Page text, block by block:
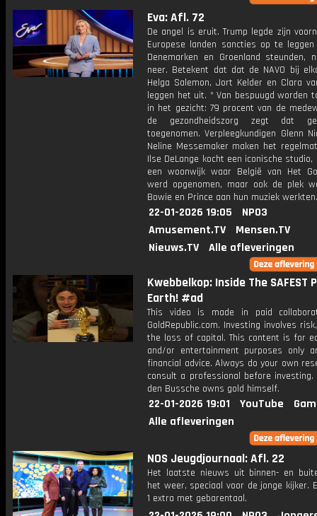
Eva: Afl. 72
De angel is eruit. Trump legde zijn
Europese landen sancties op te
Denemarken en Groenland steunden,
neer. Betekent dat dat de NAVO bij
Helga Salemon, Jort Kelder en Clara
leggen het uit. * Van bespuugd worden
in het gezicht: 79 procent van de
de gezondheidszorg zegt dat
toegenomen. Verpleegkundigen Glenn
Neline Messemaker maken het
Ilse DeLange kocht een iconische studio,
een woonwijk waar België van Het
werd opgenomen, maar ook de plek
Bowie en Prince aan hun muziek werkten.
22-01-2026 19:05
NPO3
Amusement.TV
Mensen.TV
Nieuws.TV
Alle afleveringen
Kwebbelkop: Inside The SAFEST
Earth! #ad
This video is made in paid
GoldRepublic.com. Investing involves
the loss of capital. This content is for
and/or entertainment purposes only
financial advice. Always do your own
consult a professional before
den Bussche owns gold himself.
22-01-2026 19:01 YouTube
Alle afleveringen
NOS Jeugdjournaal: Afl. 22
Het laatste nieuws uit binnen- en
het weer, speciaal voor de jonge kijker.
1 extra met gebarentaal.